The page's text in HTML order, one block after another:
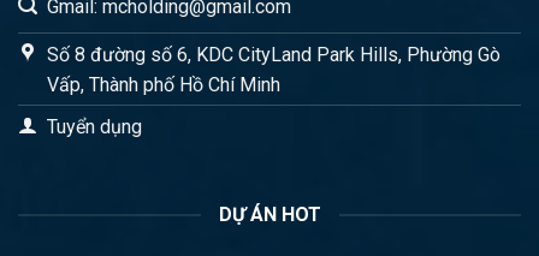
Gmail: mcholding@gmail.com
Số 8 đường số 6, KDC CityLand Park Hills, Phường Gò
Vấp, Thành phố Hồ Chí Minh
Tuyển dụng
DỰ ÁN HOT